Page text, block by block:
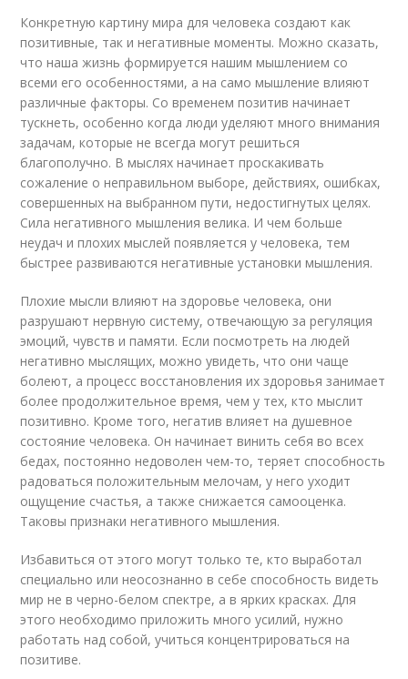
Конкретную картину мира для человека создают как
позитивные, так и негативные моменты. Можно сказать,
что наша жизнь формируется нашим мышлением со
всеми его особенностями, а на само мышление влияют
различные факторы. Со временем позитив начинает
тускнеть, особенно когда люди уделяют много внимания
задачам, которые не всегда могут решиться
благополучно. В мыслях начинает проскакивать
сожаление о неправильном выборе, действиях, ошибках,
совершенных на выбранном пути, недостигнутых целях.
Сила негативного мышления велика. И чем больше
неудач и плохих мыслей появляется у человека, тем
быстрее развиваются негативные установки мышления.
Плохие мысли влияют на здоровье человека, они
разрушают нервную систему, отвечающую за регуляция
эмоций, чувств и памяти. Если посмотреть на людей
негативно мыслящих, можно увидеть, что они чаще
болеют, а процесс восстановления их здоровья занимает
более продолжительное время, чем у тех, кто мыслит
позитивно. Кроме того, негатив влияет на душевное
состояние человека. Он начинает винить себя во всех
бедах, постоянно недоволен чем-то, теряет способность
радоваться положительным мелочам, у него уходит
ощущение счастья, а также снижается самооценка.
Таковы признаки негативного мышления.
Избавиться от этого могут только те, кто выработал
специально или неосознанно в себе способность видеть
мир не в черно-белом спектре, а в ярких красках. Для
этого необходимо приложить много усилий, нужно
работать над собой, учиться концентрироваться на
позитиве.